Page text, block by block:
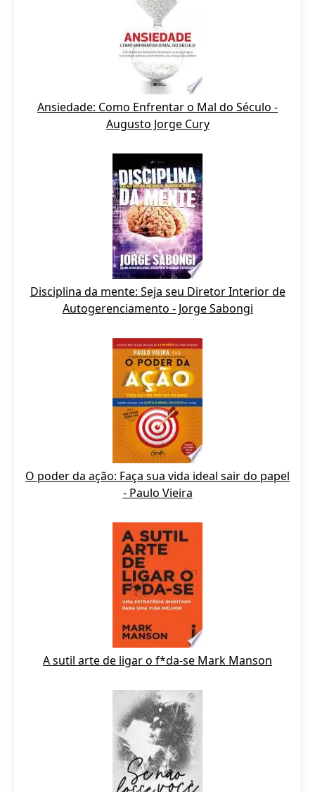
Ansiedade: Como Enfrentar o Mal do Século -
Augusto Jorge Cury
Disciplina da mente: Seja seu Diretor Interior de
Autogerenciamento - Jorge Sabongi
O poder da ação: Faça sua vida ideal sair do papel
- Paulo Vieira
A sutil arte de ligar o f*da-se Mark Manson